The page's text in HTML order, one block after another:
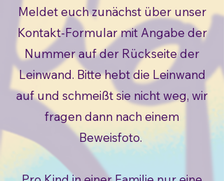
Meldet euch zunächst über unser
Kontakt-Formular mit Angabe der
Nummer auf der Rückseite der
Leinwand. Bitte hebt die Leinwand
auf und schmeißt sie nicht weg, wir
fragen dann nach einem
Beweisfoto.